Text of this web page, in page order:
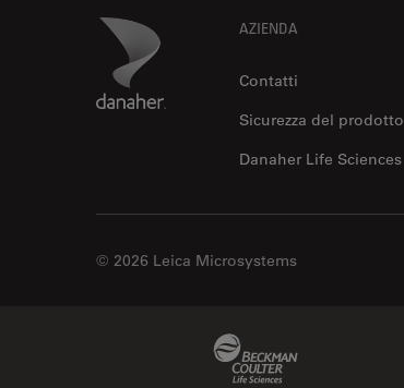
Danaher Logo AZIENDA
Contatti
Sicurezza del prodotto
Danaher Life Sciences
© 2026 Leica Microsystems